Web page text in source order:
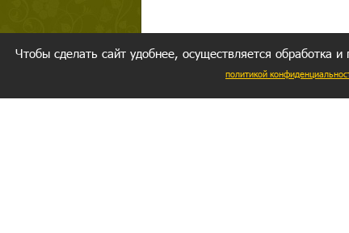
Чтобы сделать сайт удобнее, осуществляется обработка
политикой